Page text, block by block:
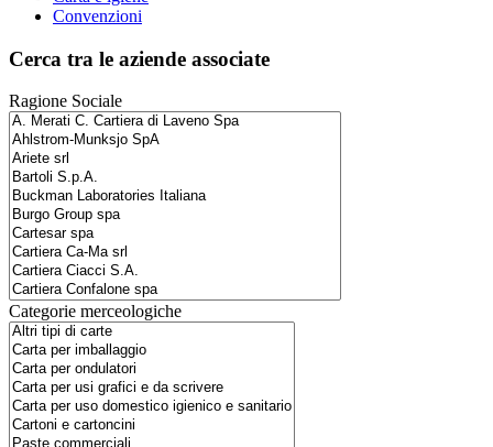
Convenzioni
Cerca tra le aziende associate
Ragione Sociale
Categorie merceologiche